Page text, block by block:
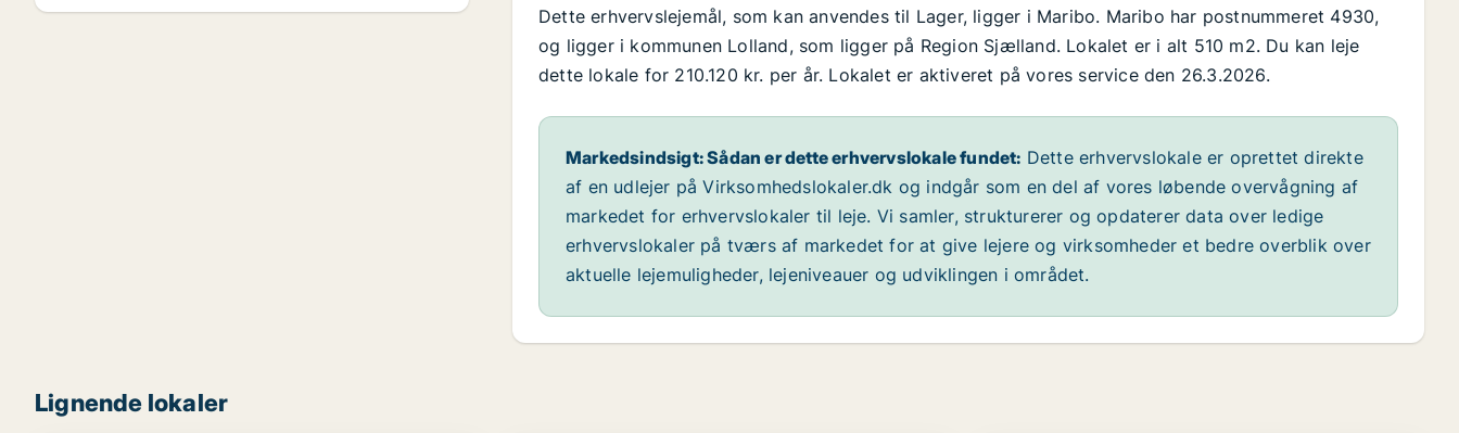
Dette erhvervslejemål, som kan anvendes til Lager, ligger i Maribo. Maribo har postnummeret 4930,
og ligger i kommunen Lolland, som ligger på Region Sjælland. Lokalet er i alt 510 m2. Du kan leje
dette lokale for 210.120 kr. per år. Lokalet er aktiveret på vores service den 26.3.2026.
Markedsindsigt: Sådan er dette erhvervslokale fundet: Dette erhvervslokale er oprettet direkte
af en udlejer på Virksomhedslokaler.dk og indgår som en del af vores løbende overvågning af
markedet for erhvervslokaler til leje. Vi samler, strukturerer og opdaterer data over ledige
erhvervslokaler på tværs af markedet for at give lejere og virksomheder et bedre overblik over
aktuelle lejemuligheder, lejeniveauer og udviklingen i området.
Lignende lokaler